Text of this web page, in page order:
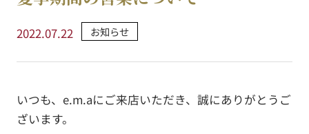
2022.07.22 お知らせ
いつも、e.m.aにご来店いただき、誠にありがとうご
ざいます。